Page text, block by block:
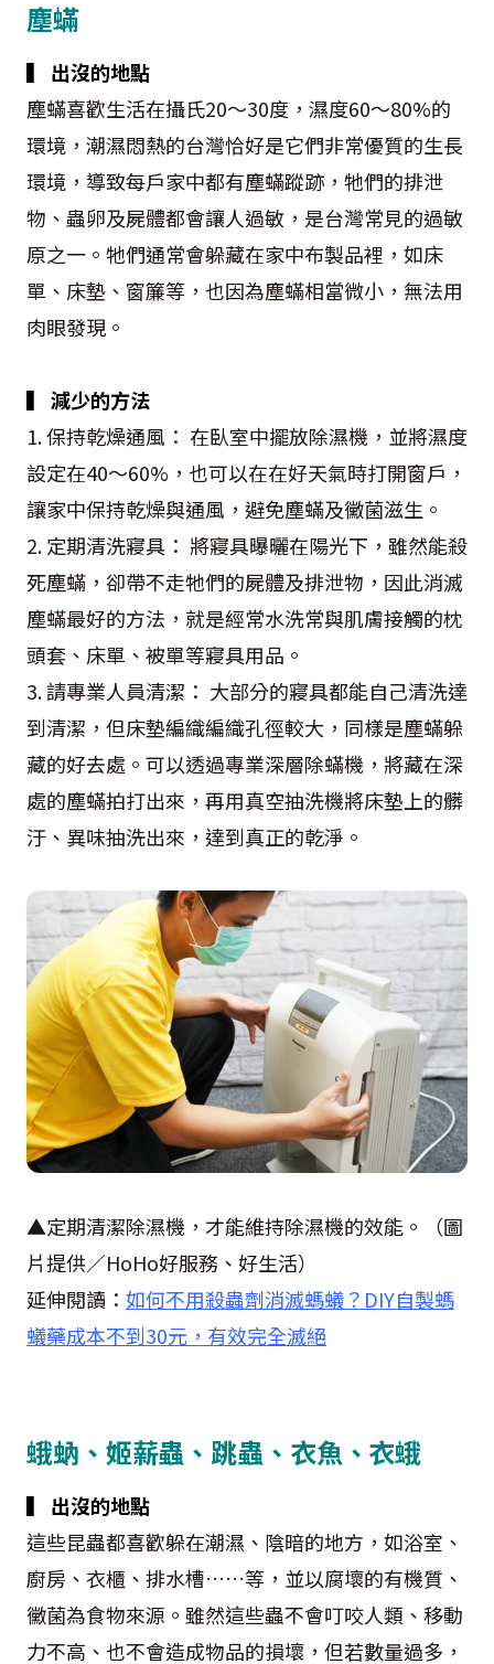
塵蟎
▍ 出沒的地點
塵蟎喜歡生活在攝氏20～30度，濕度60～80%的
環境，潮濕悶熱的台灣恰好是它們非常優質的生長
環境，導致每戶家中都有塵蟎蹤跡，牠們的排泄
物、蟲卵及屍體都會讓人過敏，是台灣常見的過敏
原之一。牠們通常會躲藏在家中布製品裡，如床
單、床墊、窗簾等，也因為塵蟎相當微小，無法用
肉眼發現。
▍ 減少的方法
1. 保持乾燥通風： 在臥室中擺放除濕機，並將濕度
設定在40～60%，也可以在在好天氣時打開窗戶，
讓家中保持乾燥與通風，避免塵蟎及黴菌滋生。
2. 定期清洗寢具： 將寢具曝曬在陽光下，雖然能殺
死塵蟎，卻帶不走牠們的屍體及排泄物，因此消滅
塵蟎最好的方法，就是經常水洗常與肌膚接觸的枕
頭套、床單、被單等寢具用品。
3. 請專業人員清潔： 大部分的寢具都能自己清洗達
到清潔，但床墊編織編織孔徑較大，同樣是塵蟎躲
藏的好去處。可以透過專業深層除蟎機，將藏在深
處的塵蟎拍打出來，再用真空抽洗機將床墊上的髒
汙、異味抽洗出來，達到真正的乾淨。
▲定期清潔除濕機，才能維持除濕機的效能。（圖
片提供／HoHo好服務、好生活）
延伸閱讀： 如何不用殺蟲劑消滅螞蟻？DIY自製螞
蟻藥成本不到30元，有效完全滅絕
蛾蚋、姬薪蟲、跳蟲、衣魚、衣蛾
▍ 出沒的地點
這些昆蟲都喜歡躲在潮濕、陰暗的地方，如浴室、
廚房、衣櫃、排水槽……等，並以腐壞的有機質、
黴菌為食物來源。雖然這些蟲不會叮咬人類、移動
力不高、也不會造成物品的損壞，但若數量過多，